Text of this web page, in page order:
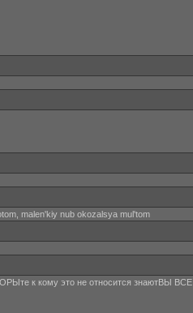
malen'kiy nub okozalsya mul'tom
к кому это не относится знаютВЫ ВСЕ